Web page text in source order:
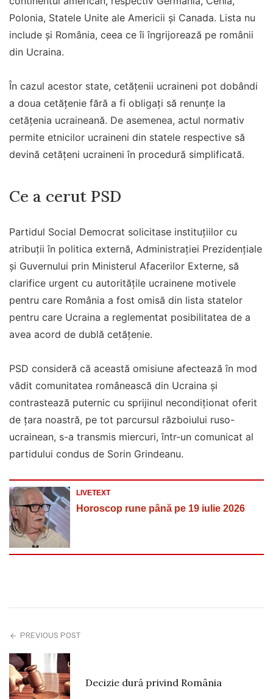
Polonia, Statele Unite ale Americii şi Canada. Lista nu
include şi România, ceea ce îi îngrijorează pe românii
din Ucraina.
În cazul acestor state, cetăţenii ucraineni pot dobândi
a doua cetăţenie fără a fi obligaţi să renunţe la
cetăţenia ucraineană. De asemenea, actul normativ
permite etnicilor ucraineni din statele respective să
devină cetăţeni ucraineni în procedură simplificată.
Ce a cerut PSD
Partidul Social Democrat solicitase instituțiilor cu
atribuții în politica externă, Administrației Prezidențiale
și Guvernului prin Ministerul Afacerilor Externe, să
clarifice urgent cu autoritățile ucrainene motivele
pentru care România a fost omisă din lista statelor
pentru care Ucraina a reglementat posibilitatea de a
avea acord de dublă cetățenie.
PSD consideră că această omisiune afectează în mod
vădit comunitatea românească din Ucraina și
contrastează puternic cu sprijinul necondiționat oferit
de țara noastră, pe tot parcursul războiului ruso-
ucrainean, s-a transmis miercuri, într-un comunicat al
partidului condus de Sorin Grindeanu.
LIVETEXT
Horoscop rune până pe 19 iulie 2026
PREVIOUS POST
Decizie dură privind România